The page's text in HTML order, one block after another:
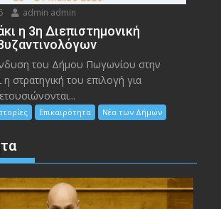
admin admin
η 3η Διεπιστημονική
του Δήμου Πωγωνίου στην
η στρατηγική του επιλογή για
Επικαιρότητα Νέα των Δήμων